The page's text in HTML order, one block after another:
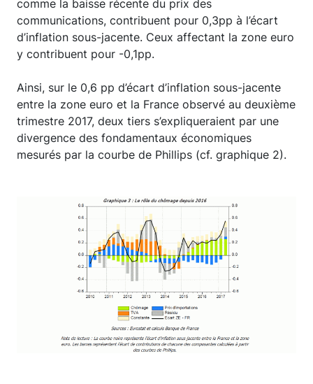
comme la baisse récente du prix des
communications, contribuent pour 0,3pp à l’écart
d’inflation sous-jacente. Ceux affectant la zone euro
y contribuent pour -0,1pp.
Ainsi, sur le 0,6 pp d’écart d’inflation sous-jacente
entre la zone euro et la France observé au deuxième
trimestre 2017, deux tiers s’expliqueraient par une
divergence des fondamentaux économiques
mesurés par la courbe de Phillips (cf. graphique 2).